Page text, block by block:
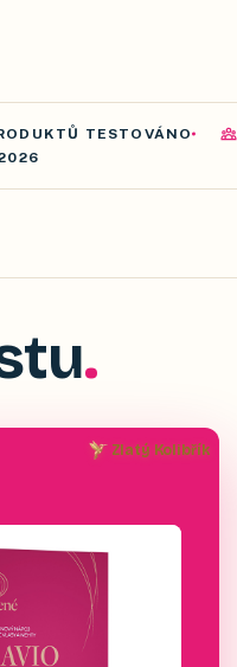
TESTOVÁNO
Zlatý Kolibřík